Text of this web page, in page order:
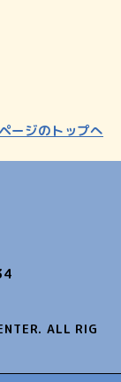
ページのトップへ
ALL RIG